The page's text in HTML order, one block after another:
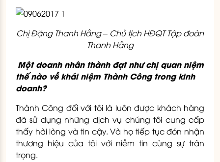
Chị Đặng Thanh Hằng – Chủ tịch HĐQT Tập đoàn
Thanh Hằng
Một doanh nhân thành đạt như chị quan niệm
thế nào về khái niệm Thành Công trong kinh
doanh?
Thành Công đối với tôi là luôn được khách hàng
đã sử dụng những dịch vụ chúng tôi cung cấp
thấy hài lòng và tin cậy. Và họ tiếp tục đón nhận
thương hiệu của tôi với niềm tin cùng sự trân
trọng.